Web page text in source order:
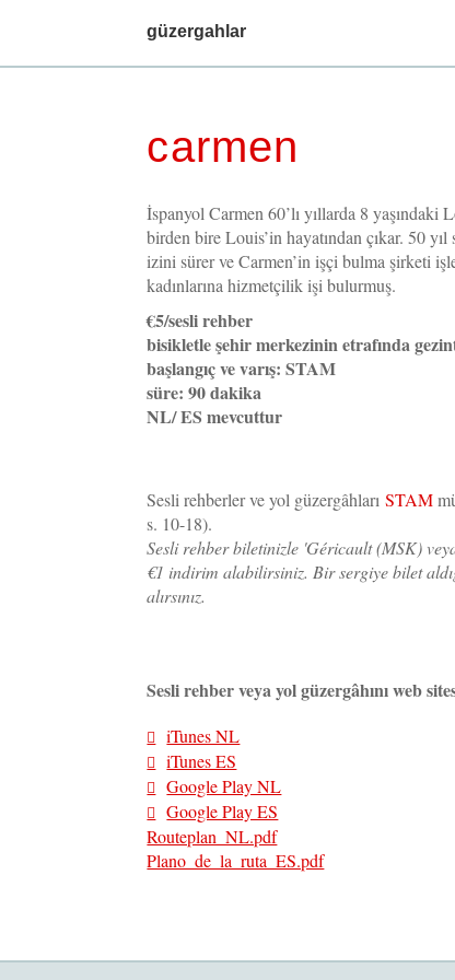
güzergahlar
carmen
İspanyol Carmen 60’lı yıllarda 8 yaşındaki
birden bire Louis’in hayatından çıkar. 50
izini sürer ve Carmen’in işçi bulma şirketi
kadınlarına hizmetçilik işi bulurmuş.
€5/sesli rehber
bisikletle şehir merkezinin etrafında
başlangıç ve varış: STAM
süre: 90 dakika
NL/ ES mevcuttur
Sesli rehberler ve yol güzergâhlarıSTAM
s. 10-18).
Sesli rehber biletinizle 'Géricault (MSK)
€1 indirim alabilirsiniz. Bir sergiye bilet
alırsınız.
Sesli rehber veya yol güzergâhını web
iTunes NL
iTunes ES
Google Play NL
Google Play ES
Routeplan_NL.pdf
Plano_de_la_ruta_ES.pdf